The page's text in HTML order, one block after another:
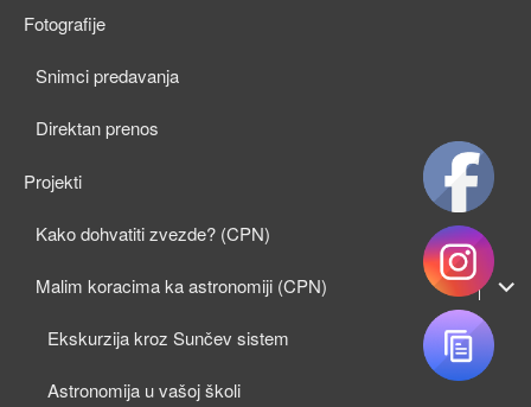
Fotografije
Snimci predavanja
Direktan prenos
Projekti
Kako dohvatiti zvezde? (CPN)
Malim koracima ka astronomiji (CPN)
child
menu
Ekskurzija kroz Sunčev sistem
Astronomija u vašoj školi